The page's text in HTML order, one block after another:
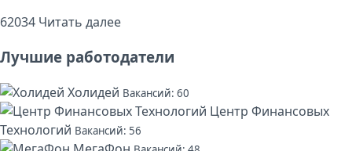
62034 Читать далее
Лучшие работодатели
Холидей Вакансий: 60
Центр Финансовых
Технологий Вакансий: 56